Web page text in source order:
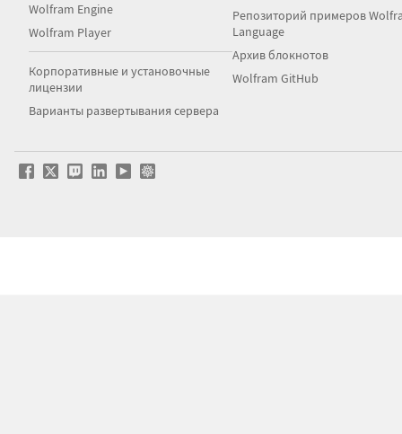
Wolfram Engine
Wolfram Player
Корпоративные и установочные
лицензии
Варианты развертывания сервера
Репозиторий примеров
Language
Архив блокнотов
Wolfram GitHub